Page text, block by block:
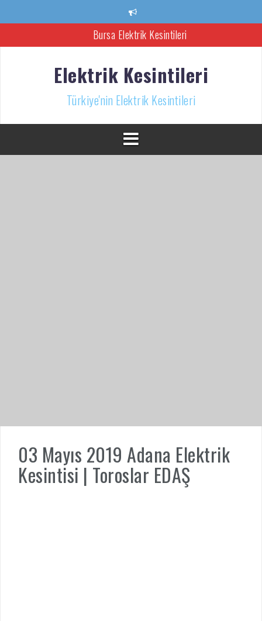
Bursa Elektrik Kesintileri
Türkiye’nin Elektrik Kesintileri Haber Kaynağı
İzmir Elektrik Kesintisi
Elektrik Kesintileri
Türkiye'nin Elektrik Kesintileri
03 Mayıs 2019 Adana Elektrik
Kesintisi | Toroslar EDAŞ